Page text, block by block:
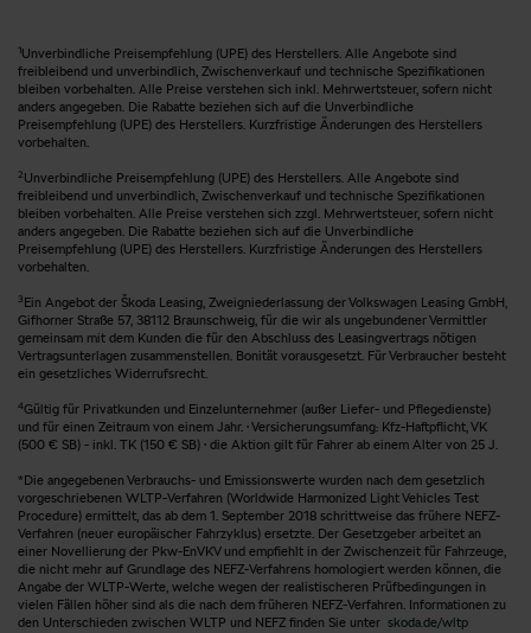
1Unverbindliche Preisempfehlung (UPE) des Herstellers. Alle Angebote sind
freibleibend und unverbindlich, Zwischenverkauf und technische Spezifikationen
bleiben vorbehalten. Alle Preise verstehen sich inkl. Mehrwertsteuer, sofern nicht
anders angegeben. Die Rabatte beziehen sich auf die Unverbindliche
Preisempfehlung (UPE) des Herstellers. Kurzfristige Änderungen des Herstellers
vorbehalten.
2 Unverbindliche Preisempfehlung (UPE) des Herstellers. Alle Angebote sind
freibleibend und unverbindlich, Zwischenverkauf und technische Spezifikationen
bleiben vorbehalten. Alle Preise verstehen sich zzgl. Mehrwertsteuer, sofern nicht
anders angegeben. Die Rabatte beziehen sich auf die Unverbindliche
Preisempfehlung (UPE) des Herstellers. Kurzfristige Änderungen des Herstellers
vorbehalten.
3 Ein Angebot der Škoda Leasing, Zweigniederlassung der Volkswagen Leasing GmbH,
Gifhorner Straße 57, 38112 Braunschweig, für die wir als ungebundener Vermittler
gemeinsam mit dem Kunden die für den Abschluss des Leasingvertrags nötigen
Vertragsunterlagen zusammenstellen. Bonität vorausgesetzt. Für Verbraucher besteht
ein gesetzliches Widerrufsrecht.
4Gültig für Privatkunden und Einzelunternehmer (außer Liefer- und Pflegedienste)
und für einen Zeitraum von einem Jahr. · Versicherungsumfang: Kfz-Haftpflicht, VK
(500 € SB) - inkl. TK (150 € SB) · die Aktion gilt für Fahrer ab einem Alter von 25 J.
*Die angegebenen Verbrauchs- und Emissionswerte wurden nach dem gesetzlich
vorgeschriebenen WLTP-Verfahren (Worldwide Harmonized Light Vehicles Test
Procedure) ermittelt, das ab dem 1. September 2018 schrittweise das frühere NEFZ-
Verfahren (neuer europäischer Fahrzyklus) ersetzte. Der Gesetzgeber arbeitet an
einer Novellierung der Pkw-EnVKV und empfiehlt in der Zwischenzeit für Fahrzeuge,
die nicht mehr auf Grundlage des NEFZ-Verfahrens homologiert werden können, die
Angabe der WLTP-Werte, welche wegen der realistischeren Prüfbedingungen in
vielen Fällen höher sind als die nach dem früheren NEFZ-Verfahren. Informationen zu
den Unterschieden zwischen WLTP und NEFZ finden Sie unter skoda.de/wltp